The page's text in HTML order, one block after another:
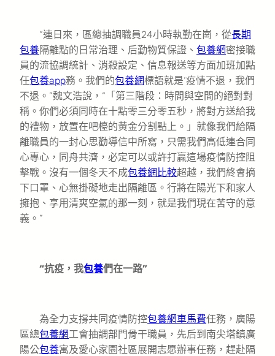
“連日來，區總抽調職員24小時執勤在崗，從長期
包養隔離點的日常治理、后勤物質保證、 包養網密接職
員的流協調統計、消殺設定、信息報送等方面加班加點
任包養app務。我們的包養網標語就是‘疫情不退，我們
不退。”魏文浩說，“「第三階段：時間與空間的絕對對
稱。你們必須同時在十點零三分零五秒，將對方送給我
的禮物，放置在吧檯的黃金分割點上。」就像我們給隔
離職員的一封心思勸導信中所寫，只需我們高低連合同
心專心，同舟共濟，必定可以或許打贏這場疫情防控阻
擊戰。沒有一個冬天不成包養網比較超越，我們終會摘
下口罩、心無掛礙地走出隔離區。行將在陽光下和家人
擁抱、享用清爽空氣的那一刻，就是我們現在苦守的意
義。”
“抗疫，我包養們在一路”
為全力支撐共同疫情防控包養網車馬費任務，廣陽
區總包養網工會抽調部門骨干職員，先后到南尖塔鎮廣
陽公包養寓及愛心家園社區展開志愿辦事任務，趕赴隔